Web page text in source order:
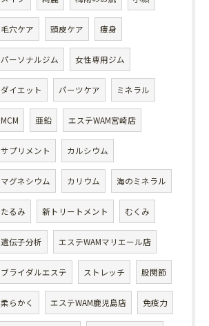
毛穴ケア 頭皮ケア 痩身
パーソナルジム 女性専用ジム
ダイエット パーツケア ミネラル
MCM 亜鉛 エステWAM宮崎店
サプリメント カルシウム
マグネシウム カリウム 海のミネラル
たるみ 新トリートメント むくみ
遺伝子分析 エステWAMマリエール店
ブライダルエステ ストレッチ 股関節
柔らかく エステWAM鹿児島店 免疫力